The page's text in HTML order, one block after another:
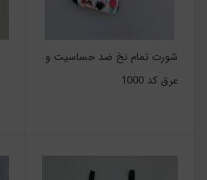
شورت تمام نخ ضد حساسیت و
عرق کد 1000